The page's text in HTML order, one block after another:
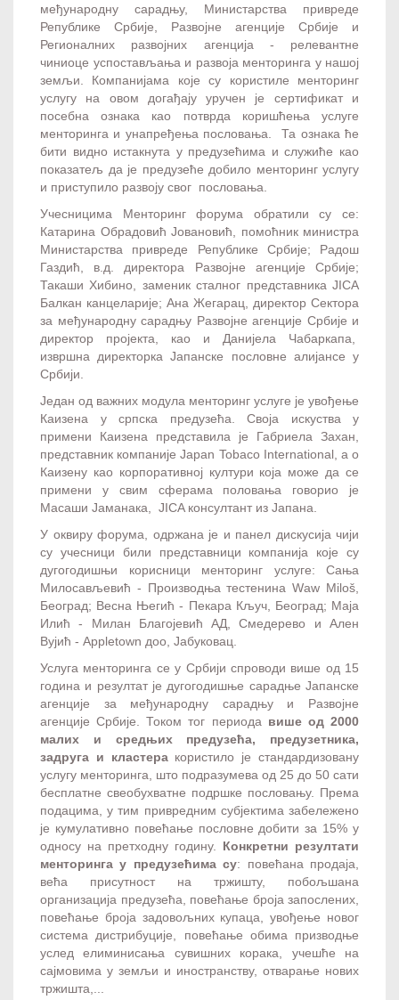
међународну сарадњу, Министарства привреде
Републике Србије, Развојне агенције Србије и
Регионалних развојних агенција - релевантне
чиниоце успостављања и развоја менторинга у нашој
земљи. Компанијама које су користиле менторинг
услугу на овом догађају уручен је сертификат и
посебна ознака као потврда коришћења услуге
менторинга и унапређења пословања. Та ознака ће
бити видно истакнута у предузећима и служиће као
показатељ да је предузеће добило менторинг услугу
и приступило развоју свог пословања.
Учесницима Менторинг форума обратили су се:
Катарина Обрадовић Јовановић, помоћник министра
Министарства привреде Републике Србије; Радош
Газдић, в.д. директора Развојне агенције Србије;
Такаши Хибино, заменик сталног представника JICA
Балкан канцеларије; Ана Жегарац, директор Сектора
за међународну сарадњу Развојне агенције Србије и
директор пројекта, као и Данијела Чабаркапа,
извршна директорка Јапанске пословне алијансе у
Србији.
Један од важних модула менторинг услуге је увођење
Каизена у српска предузећа. Своја искуства у
примени Каизена представила је Габриела Захан,
представник компаније Japan Tobaco International, а о
Каизену као корпоративној култури која може да се
примени у свим сферама половања говорио је
Масаши Јаманака, JICA консултант из Јапана.
У оквиру форума, одржана је и панел дискусија чији
су учесници били представници компанија које су
дугогодишњи корисници менторинг услуге: Сања
Милосављевић - Производња тестенина Wаw Miloš,
Београд; Весна Његић - Пекара Кључ, Београд; Маја
Илић - Милан Благојевић АД, Смедерево и Ален
Вујић - Appletown доо, Јабуковац.
Услуга менторинга се у Србији спроводи више од 15
година и резултат је дугогодишње сарадње Јапанске
агенције за међународну сарадњу и Развојне
агенције Србије. Током тог периода више од 2000
малих и средњих предузећа, предузетника,
задруга и кластеракористило је стандардизовану
услугу менторинга, што подразумева од 25 до 50 сати
бесплатне свеобухватне подршке пословању. Према
подацима, у тим привредним субјектима забележено
је кумулативно повећање пословне добити за 15% у
односу на претходну годину. Конкретни резултати
менторинга у предузећима су: повећана продаја,
већа присутност на тржишту, побољшана
организација предузећа, повећање броја запослених,
повећање броја задовољних купаца, увођење новог
система дистрибуције, повећање обима призводње
услед елиминисања сувишних корака, учешће на
сајмовима у земљи и иностранству, отварање нових
тржишта,...